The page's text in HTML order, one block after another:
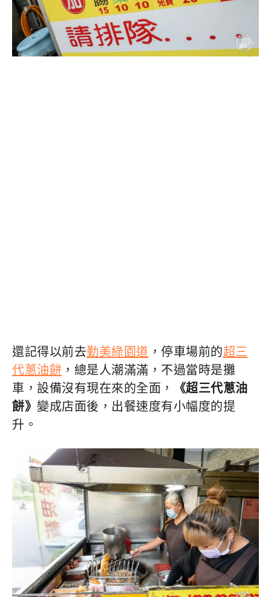
還記得以前去勤美綠園道 ，停車場前的超三
代蔥油餅 ，總是人潮滿滿，不過當時是攤
車，設備沒有現在來的全面，
《超三代蔥油
餅》 變成店面後，出餐速度有小幅度的提
升。